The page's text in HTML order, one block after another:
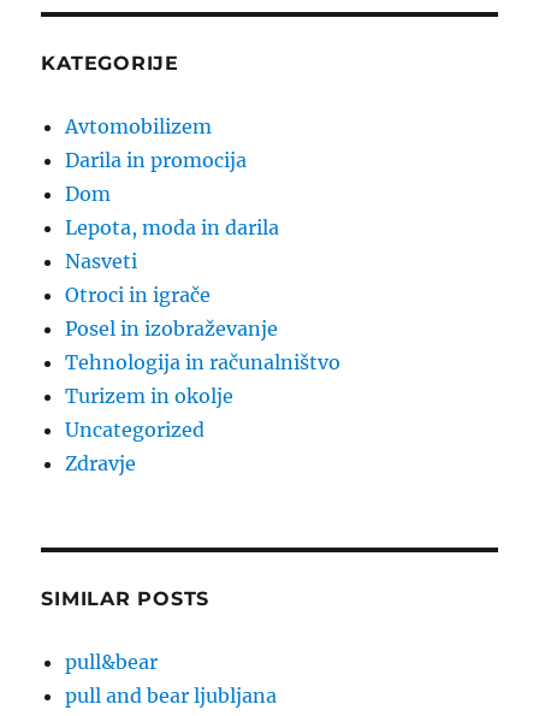
KATEGORIJE
Avtomobilizem
Darila in promocija
Dom
Lepota, moda in darila
Nasveti
Otroci in igrače
Posel in izobraževanje
Tehnologija in računalništvo
Turizem in okolje
Uncategorized
Zdravje
SIMILAR POSTS
pull&bear
pull and bear ljubljana